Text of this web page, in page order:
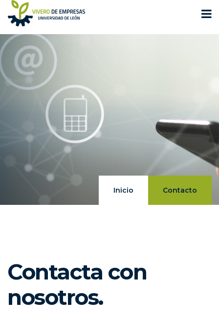
Inicio Contacto
Contacta con
nosotros.